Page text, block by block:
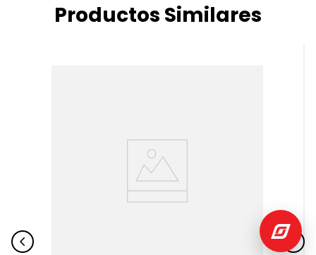
Productos Similares